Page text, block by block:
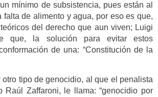
mínimo de subsistencia, pues están al
falta de alimento y agua, por eso es que,
del derecho que aun viven; Luigi
que, la solución para evitar estos
de una: “Constitución de la
otro tipo de genocidio, al que el penalista
Raúl Zaffaroni, le llama: “genocidio por